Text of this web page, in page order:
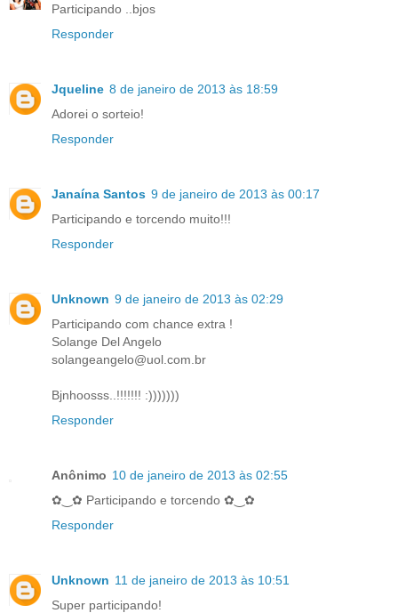
Participando ..bjos
Responder
Jqueline 8 de janeiro de 2013 às 18:59
Adorei o sorteio!
Responder
Janaína Santos 9 de janeiro de 2013 às 00:17
Participando e torcendo muito!!!
Responder
Unknown 9 de janeiro de 2013 às 02:29
Participando com chance extra !
Solange Del Angelo
solangeangelo@uol.com.br
Bjnhoosss..!!!!!!! :)))))))
Responder
Anônimo 10 de janeiro de 2013 às 02:55
✿‿✿ Participando e torcendo ✿‿✿
Responder
Unknown 11 de janeiro de 2013 às 10:51
Super participando!